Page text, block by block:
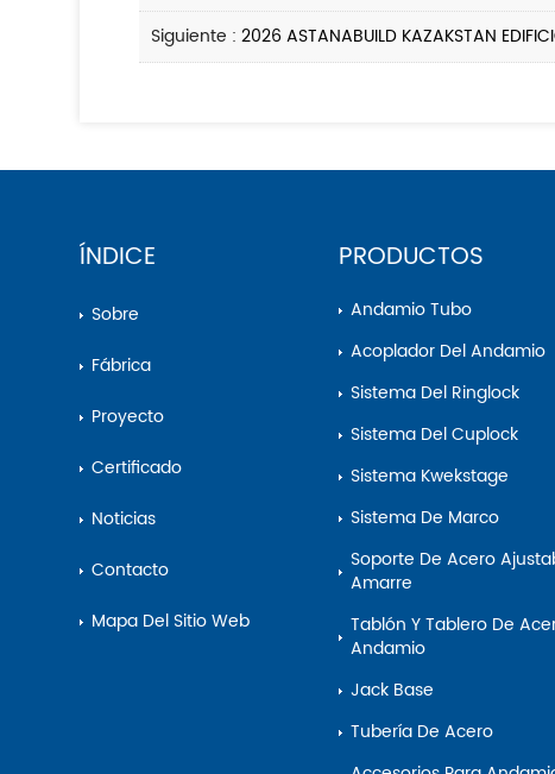
Siguiente :2026 ASTANABUILD KAZAKSTAN
ÍNDICE
Sobre
Fábrica
Proyecto
Certificado
Noticias
Contacto
Mapa Del Sitio Web
PRODUCTOS
Andamio Tubo
Acoplador Del Andamio
Sistema Del Ringlock
Sistema Del Cuplock
Sistema Kwekstage
Sistema De Marco
Soporte De Acero Ajustable Del
Amarre
Tablón Y Tablero De Acero Del
Andamio
Jack Base
Tubería De Acero